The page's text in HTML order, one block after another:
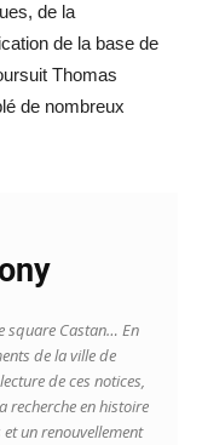
de la
de la base de
Thomas
de nombreux
square Castan… En
de la ville de
de ces notices,
recherche en histoire
un renouvellement